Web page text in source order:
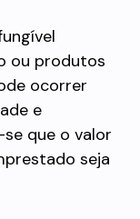
ou produtos
ocorrer
e
que o valor
seja